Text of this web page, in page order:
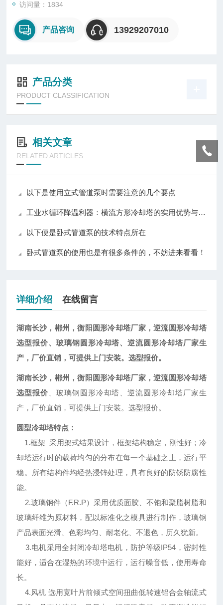
访问量：1834
产品咨询 13929207010
产品分类
PRODUCT CLASSIFICATION
相关文章
RELATED ARTICLES
以下是使用立式管道泵时需要注意的几个要点
工业水循环降温利器：横流方形冷却塔的实用优势与普及价值
以下便是卧式管道泵的技术特点所在
卧式管道泵的使用也是有很多条件的，不妨进来看看！
详细介绍 在线留言
湖南长沙，郴州，衡阳圆形冷却塔厂家，逆流圆形冷却塔
选型报价、玻璃钢圆形冷却塔、逆流圆形冷却塔厂家生
产，厂价直销，可提供上门安装。选型报价。
湖南长沙，郴州，衡阳圆形冷却塔厂家，逆流圆形冷却塔
选型报价 、玻璃钢圆形冷却塔、逆流圆形冷却塔厂家生
产，厂价直销，可提供上门安装。选型报价。
圆型冷却塔特点：
1.框架 采用架式结果设计，框架结构稳定，刚性好；冷
却塔运行时的载荷均匀的分布在每一个基础之上，运行平
稳。所有结构件均经热浸锌处理，具有良好的防锈防腐性
能。
2.玻璃钢件（F.R.P）采用优质面胶、不饱和聚脂树脂和
玻璃纤维为原材料，配以标准化之模具进行制作，玻璃钢
产品表面光滑、色彩均匀、耐老化、不退色，历久犹新。
3.电机采用全封闭冷却塔电机，防护等级IP54，密封性
能好，适合在湿热的环境中运行，运行噪音低，使用寿命
长。
4.风机 选用宽叶片前倾式空间扭曲低转速铝合金轴流式